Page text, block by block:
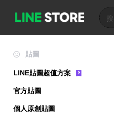
貼圖
LINE貼圖超值方案
官方貼圖
個人原創貼圖